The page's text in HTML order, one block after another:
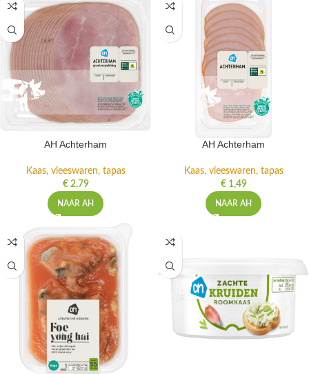
AH Achterham
Kaas, vleeswaren, tapas
€2,79
NAAR AH
AH Achterham
Kaas, vleeswaren, tapas
€1,49
NAAR AH